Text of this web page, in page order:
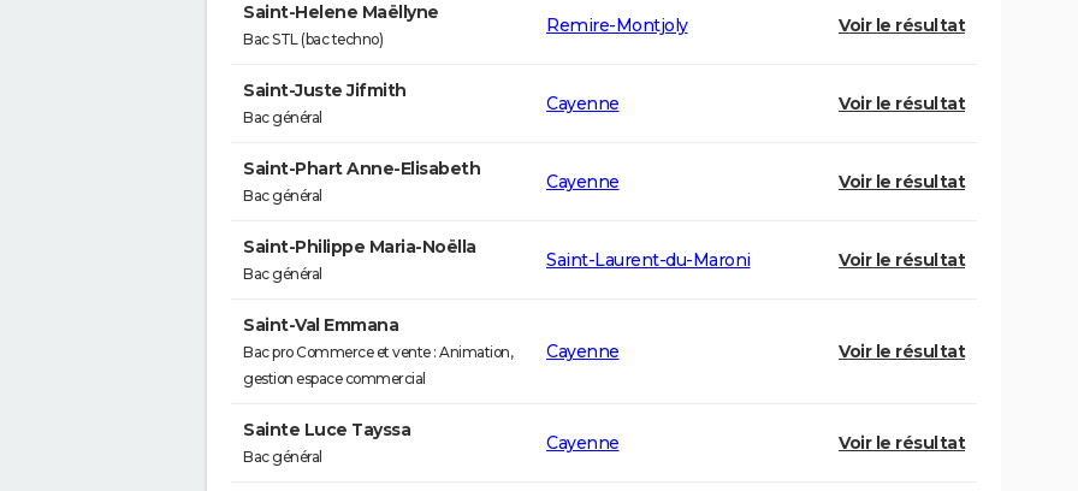
Saint-Helene Maëllyne
Bac STL (bac techno)
Remire-Montjoly Voir le résultat
Saint-Juste Jifmith
Bac général
Cayenne Voir le résultat
Saint-Phart Anne-Elisabeth
Bac général
Cayenne Voir le résultat
Saint-Philippe Maria-Noëlla
Bac général
Saint-Laurent-du-Maroni Voir le résultat
Saint-Val Emmana
Bac pro Commerce et vente : Animation,
gestion espace commercial
Cayenne Voir le résultat
Sainte Luce Tayssa
Bac général
Cayenne Voir le résultat